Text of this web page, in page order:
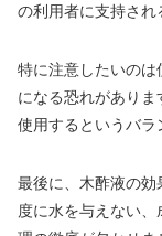
の利用者に支持され
特に注意したいの
になる恐れがあり
使用するというバラ
最後に、木酢液の
度に水を与えない